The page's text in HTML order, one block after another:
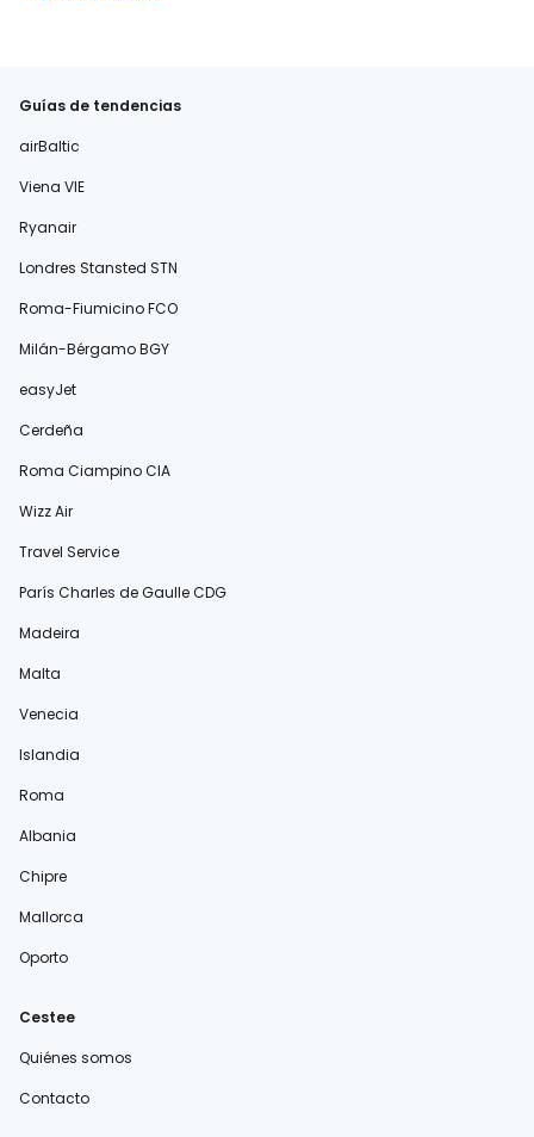
Guías de tendencias
airBaltic
Viena VIE
Ryanair
Londres Stansted STN
Roma-Fiumicino FCO
Milán-Bérgamo BGY
easyJet
Cerdeña
Roma Ciampino CIA
Wizz Air
Travel Service
París Charles de Gaulle CDG
Madeira
Malta
Venecia
Islandia
Roma
Albania
Chipre
Mallorca
Oporto
Cestee
Quiénes somos
Contacto